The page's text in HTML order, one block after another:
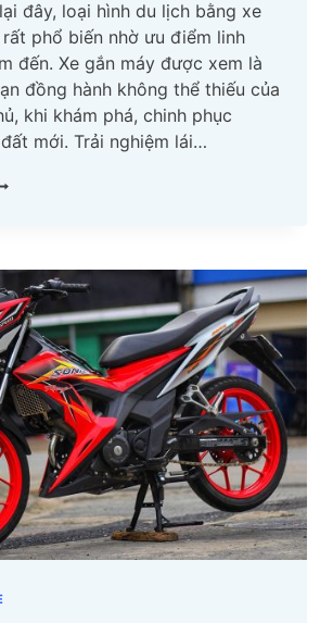
đây, loại hình du lịch bằng xe
phổ biến nhờ ưu điểm linh
đến. Xe gắn máy được xem là
đồng hành không thể thiếu của
khi khám phá, chinh phục
mới. Trải nghiệm lái…